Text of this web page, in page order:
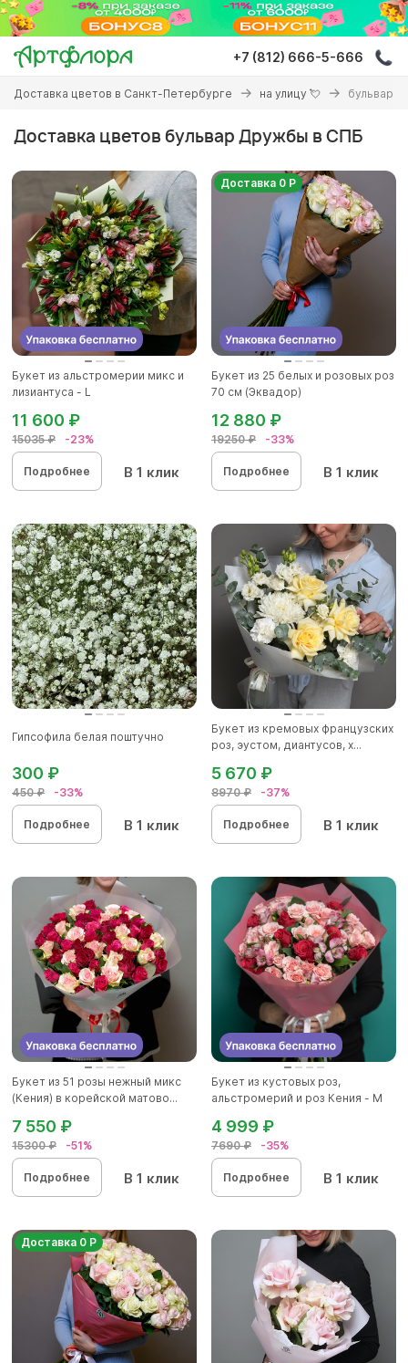
Перейти
основному
содержанию
+7 (812) 666-5-666
Вы
здесь
Доставка цветов в Санкт-Петербурге на улицу 💘 бульвар
Доставка цветов бульвар Дружбы в СПБ
Букет из альстромерии микс и
лизиантуса - L
15035 ₽ -23%
11 600 ₽
Подробнее В 1 клик
Доставка 0 Р
Букет из 25 белых и розовых роз
70 см (Эквадор)
19250 ₽ -33%
12 880 ₽
Подробнее В 1 клик
Гипсофила белая поштучно
450 ₽ -33%
300 ₽
Подробнее В 1 клик
Букет из кремовых французских
роз, эустом, диантусов, х...
8970 ₽ -37%
5 670 ₽
Подробнее В 1 клик
Букет из 51 розы нежный микс
(Кения) в корейской матово...
15300 ₽ -51%
7 550 ₽
Подробнее В 1 клик
Букет из кустовых роз,
альстромерий и роз Кения - M
7690 ₽ -35%
4 999 ₽
Подробнее В 1 клик
Доставка 0 Р